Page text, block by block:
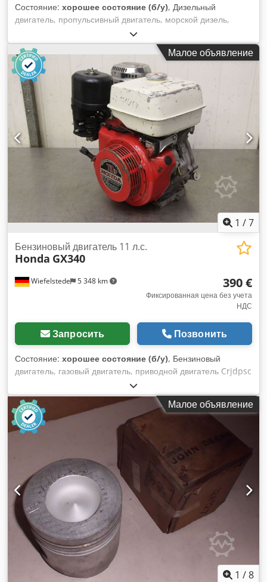
Состояние: хорошее состояние (б/у), Дизельный
двигатель, пропульсивный двигатель, морской дизель,
насос впрыска, топливный насос, насос впрыска, дизель-
генератор, дизель-генераторная установка Csdpfx
Ajivfgfsarerf -Производитель: Bosch, насос впрыска от
генераторной установки MWM RHS 518V16 -Насос впрыска:
Bosch EP/RSUV300-750P9/332/1R PE8P120/520RS190
-Подающий насос: Bosch FP/K 22 P11 -Вал: Ø20 - 25 мм /
M18x1.5 -Отдельные компоненты: см. фотографии
-Размеры: 1000/170/H290 мм -Вес: 41 кг
Малое объявление
1 /7
Wiefelstede 5 348 km
Бензиновый двигатель 11 л.с.
Honda GX340
390 €
Фиксированная цена без учета
НДС
Запросить Позвонить
Состояние: хорошее состояние (б/у), Бензиновый
двигатель, газовый двигатель, приводной двигатель Crjdpsc
Innasfx Aarsf - 1 цилиндр - Воздушное охлаждение -
Мощность двигателя: 11 л.с. - Приводной вал: Ø 35 мм -
Размеры: 450/370/H 430 мм - Вес: 35 кгМалое объявление
1 /8